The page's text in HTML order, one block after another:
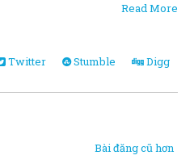
Read More
Twitter Stumble Digg
Bài đăng cũ hơn